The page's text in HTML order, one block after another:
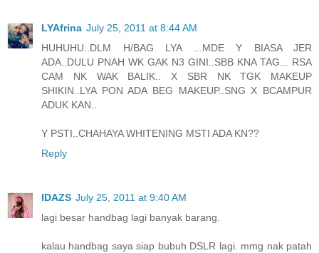
LYAfrina July 25, 2011 at 8:44 AM
HUHUHU..DLM H/BAG LYA ...MDE Y BIASA JER
ADA..DULU PNAH WK GAK N3 GINI..SBB KNA TAG... RSA
CAM NK WAK BALIK.. X SBR NK TGK MAKEUP
SHIKIN..LYA PON ADA BEG MAKEUP..SNG X BCAMPUR
ADUK KAN..
Y PSTI..CHAHAYA WHITENING MSTI ADA KN??
Reply
IDAZS July 25, 2011 at 9:40 AM
lagi besar handbag lagi banyak barang.
kalau handbag saya siap bubuh DSLR lagi. mmg nak patah